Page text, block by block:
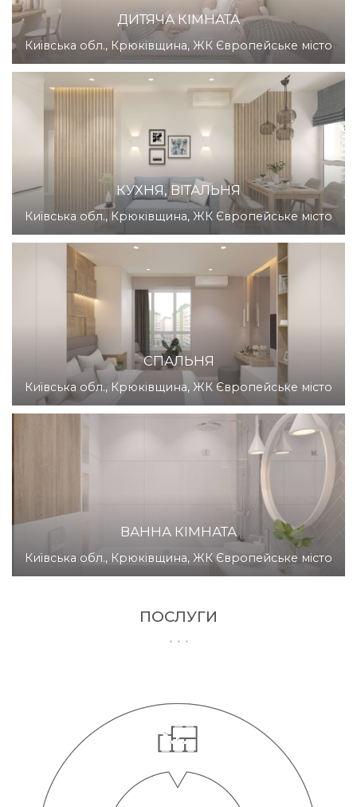
ДИТЯЧА КІМНАТА
Київська обл., Крюківщина, ЖК Європейське місто
КУХНЯ, ВІТАЛЬНЯ
Київська обл., Крюківщина, ЖК Європейське місто
СПАЛЬНЯ
Київська обл., Крюківщина, ЖК Європейське місто
ВАННА КІМНАТА
Київська обл., Крюківщина, ЖК Європейське місто
ПОСЛУГИ